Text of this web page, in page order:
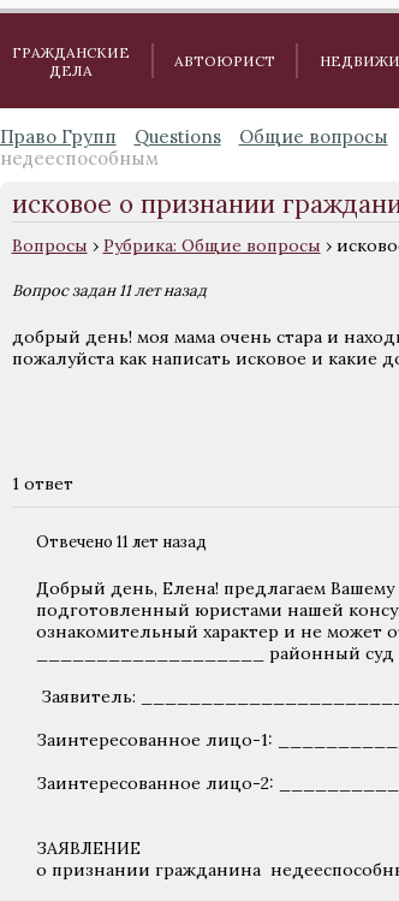
ГРАЖДАНСКИЕ
ДЕЛА
АВТОЮРИСТ
Право Групп Questions Общие вопросы
недееспособным
исковое о признании
Вопросы › Рубрика: Общие вопросы ›
Вопрос задан 11 лет назад
добрый день! моя мама очень стара и
пожалуйста как написать исковое и какие
1 ответ
Отвечено 11 лет назад
Добрый день, Елена! предлагаем
подготовленный юристами нашей
ознакомительный характер и не может
___________________ районный суд
Заявитель:
Заинтересованное лицо-1:
Заинтересованное лицо-2:
ЗАЯВЛЕНИЕ
о признании гражданина